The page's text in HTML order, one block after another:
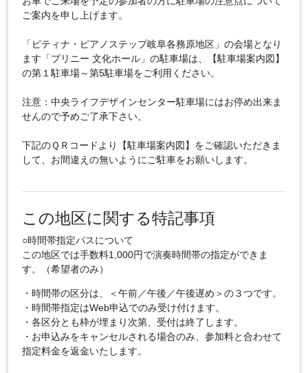
ご案内を申し上げます。
「ピティナ・ピアノステップ岐阜各務原地区」の会場となり
ます「プリニー 文化ホール」の駐車場は、【駐車場案内図】
の第１駐車場～第5駐車場をご利用ください。
注意：中央ライフデザインセンター駐車場にはお停め出来ま
せんので予めご了承下さい。
下記のＱＲコードより【駐車場案内図】をご確認いただきま
して、お間違えの無いようにご駐車をお願いします。
この地区に関する特記事項
○時間帯指定パスについて
この地区では手数料1,000円で演奏時間帯の指定ができま
す。（希望者のみ）
・時間帯の区分は、＜午前／午後／午後遅め＞の３つです。
・時間帯指定はWeb申込でのみ受け付けます。
・各区分とも枠が埋まり次第、受付は終了します。
・お申込みをキャンセルされる場合のみ、参加料と合わせて
指定料金を返金いたします。